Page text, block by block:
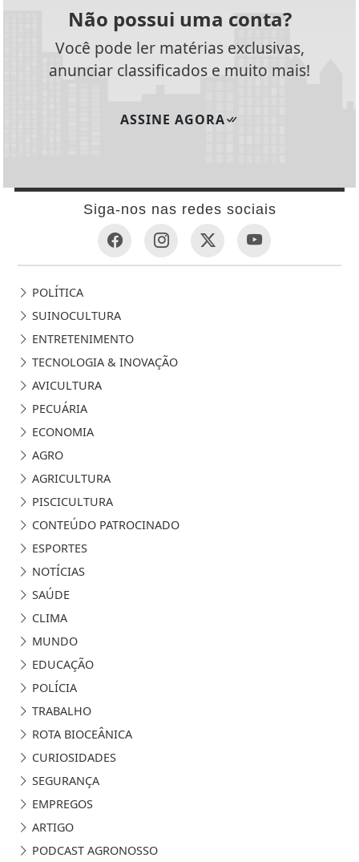
Não possui uma conta?
Você pode ler matérias exclusivas,
anunciar classificados e muito mais!
ASSINE AGORA
Siga-nos nas redes sociais
POLÍTICA
SUINOCULTURA
ENTRETENIMENTO
TECNOLOGIA & INOVAÇÃO
AVICULTURA
PECUÁRIA
ECONOMIA
AGRO
AGRICULTURA
PISCICULTURA
CONTEÚDO PATROCINADO
ESPORTES
NOTÍCIAS
SAÚDE
CLIMA
MUNDO
EDUCAÇÃO
POLÍCIA
TRABALHO
ROTA BIOCEÂNICA
CURIOSIDADES
SEGURANÇA
EMPREGOS
ARTIGO
PODCAST AGRONOSSO